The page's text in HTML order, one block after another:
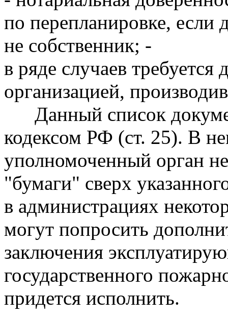
по перепланировке, если
не собственник; -
в ряде случаев требуется
организацией,
Данный список
кодексом РФ (ст. 25). В
уполномоченный орган
"бумаги" сверх
в администрациях
могут попросить
заключения
государственного
придется исполнить.